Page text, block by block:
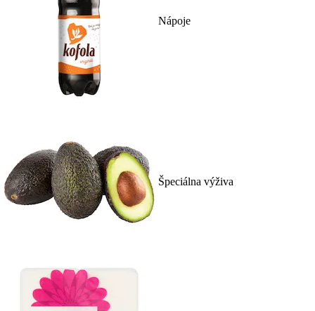
Nápoje
Špeciálna výživa